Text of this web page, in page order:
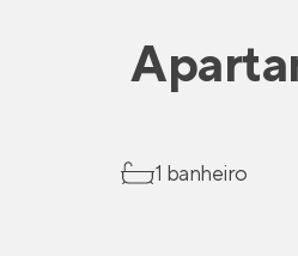
1 banheiro